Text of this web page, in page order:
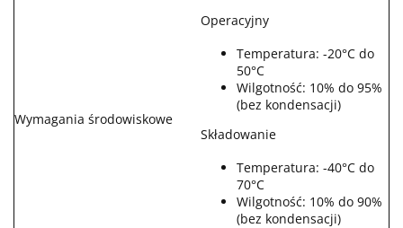
Wymagania środowiskowe
Operacyjny
Temperatura: -20°C do
50°C
Wilgotność: 10% do 95%
(bez kondensacji)
Składowanie
Temperatura: -40°C do
70°C
Wilgotność: 10% do 90%
(bez kondensacji)